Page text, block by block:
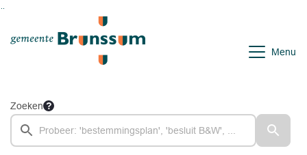
Ga naar de inhoud van deze pagina
Menu
Zoeken